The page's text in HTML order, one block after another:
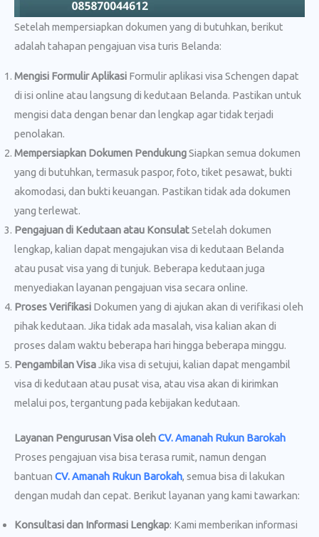
Setelah mempersiapkan dokumen yang di butuhkan, berikut
adalah tahapan pengajuan visa turis Belanda:
Mengisi Formulir Aplikasi Formulir aplikasi visa Schengen dapat
di isi online atau langsung di kedutaan Belanda. Pastikan untuk
mengisi data dengan benar dan lengkap agar tidak terjadi
penolakan.
Mempersiapkan Dokumen PendukungSiapkan semua dokumen
yang di butuhkan, termasuk paspor, foto, tiket pesawat, bukti
akomodasi, dan bukti keuangan. Pastikan tidak ada dokumen
yang terlewat.
Pengajuan di Kedutaan atau KonsulatSetelah dokumen
lengkap, kalian dapat mengajukan visa di kedutaan Belanda
atau pusat visa yang di tunjuk. Beberapa kedutaan juga
menyediakan layanan pengajuan visa secara online.
Proses Verifikasi Dokumen yang di ajukan akan di verifikasi oleh
pihak kedutaan. Jika tidak ada masalah, visa kalian akan di
proses dalam waktu beberapa hari hingga beberapa minggu.
Pengambilan VisaJika visa di setujui, kalian dapat mengambil
visa di kedutaan atau pusat visa, atau visa akan di kirimkan
melalui pos, tergantung pada kebijakan kedutaan.
Layanan Pengurusan Visa olehCV. Amanah Rukun Barokah
Proses pengajuan visa bisa terasa rumit, namun dengan
bantuan CV. Amanah Rukun Barokah, semua bisa di lakukan
dengan mudah dan cepat. Berikut layanan yang kami tawarkan:
Konsultasi dan Informasi Lengkap: Kami memberikan informasi